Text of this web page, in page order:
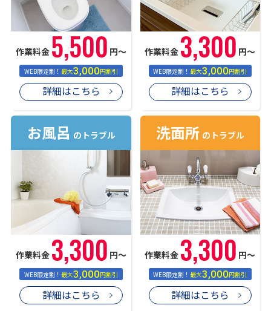
作業料金 5,500 円〜
WEB限定割！最大3,000円割引
詳細はこちら
作業料金 3,300 円〜
WEB限定割！最大3,000円割引
詳細はこちら
お風呂 のトラブル
作業料金 3,300 円〜
WEB限定割！最大3,000円割引
詳細はこちら
洗面所 のトラブル
作業料金 3,300 円〜
WEB限定割！最大3,000円割引
詳細はこちら